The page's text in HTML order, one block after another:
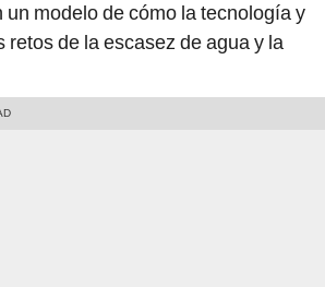
un modelo de cómo la tecnología y
de la escasez de agua y la